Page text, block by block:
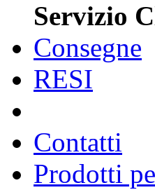
Servizio
Consegne
RESI
Contatti
Prodotti